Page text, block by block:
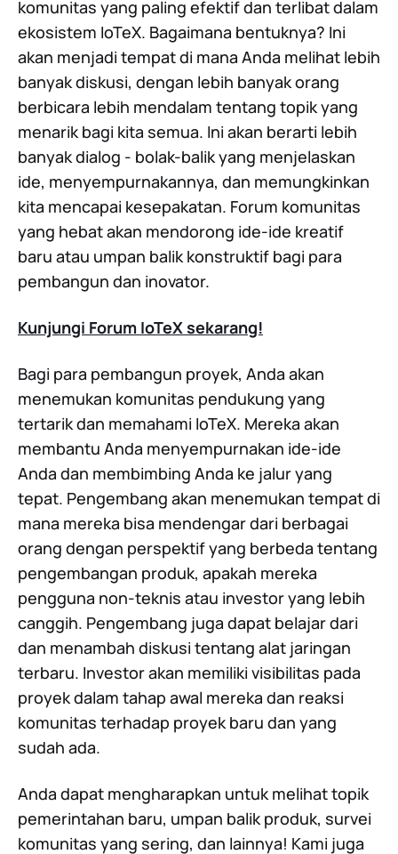
komunitas yang paling efektif dan terlibat dalam
ekosistem IoTeX. Bagaimana bentuknya? Ini
akan menjadi tempat di mana Anda melihat lebih
banyak diskusi, dengan lebih banyak orang
berbicara lebih mendalam tentang topik yang
menarik bagi kita semua. Ini akan berarti lebih
banyak dialog - bolak-balik yang menjelaskan
ide, menyempurnakannya, dan memungkinkan
kita mencapai kesepakatan. Forum komunitas
yang hebat akan mendorong ide-ide kreatif
baru atau umpan balik konstruktif bagi para
pembangun dan inovator.
Kunjungi Forum IoTeX sekarang!
Bagi para pembangun proyek, Anda akan
menemukan komunitas pendukung yang
tertarik dan memahami IoTeX. Mereka akan
membantu Anda menyempurnakan ide-ide
Anda dan membimbing Anda ke jalur yang
tepat. Pengembang akan menemukan tempat di
mana mereka bisa mendengar dari berbagai
orang dengan perspektif yang berbeda tentang
pengembangan produk, apakah mereka
pengguna non-teknis atau investor yang lebih
canggih. Pengembang juga dapat belajar dari
dan menambah diskusi tentang alat jaringan
terbaru. Investor akan memiliki visibilitas pada
proyek dalam tahap awal mereka dan reaksi
komunitas terhadap proyek baru dan yang
sudah ada.
Anda dapat mengharapkan untuk melihat topik
pemerintahan baru, umpan balik produk, survei
komunitas yang sering, dan lainnya! Kami juga